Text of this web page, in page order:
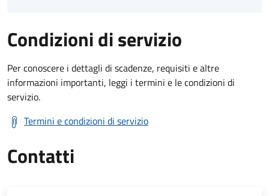
Condizioni di servizio
Per conoscere i dettagli di scadenze, requisiti e altre
informazioni importanti, leggi i termini e le condizioni di
servizio.
Termini e condizioni di servizio
Contatti